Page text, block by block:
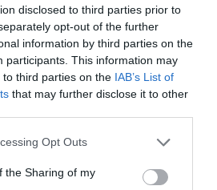
disclosed to third parties prior to
opt-out of the further
information by third parties on the
participants. This information may
third parties on the IAB’s List of
that may further disclose it to other
app uses one or more Google
usage behaviour. You may click to
Opt Outs
the Sharing of my